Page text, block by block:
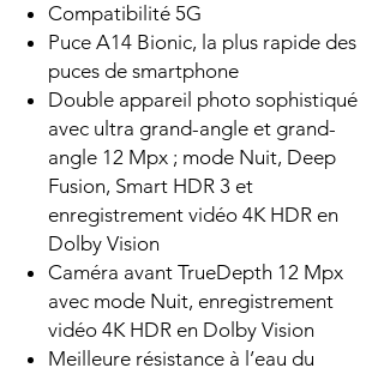
Compatibilité 5G
Puce A14 Bionic, la plus rapide des
puces de smartphone
Double appareil photo sophistiqué
avec ultra grand-angle et grand-
angle 12 Mpx ; mode Nuit, Deep
Fusion, Smart HDR 3 et
enregistrement vidéo 4K HDR en
Dolby Vision
Caméra avant TrueDepth 12 Mpx
avec mode Nuit, enregistrement
vidéo 4K HDR en Dolby Vision
Meilleure résistance à l’eau du